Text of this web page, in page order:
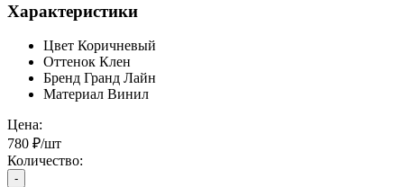
Характеристики
Цвет Коричневый
Оттенок Клен
Бренд Гранд Лайн
Материал Винил
Цена:
780 ₽/шт
Количество:
-